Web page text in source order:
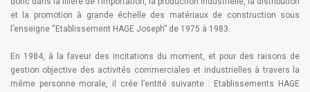
et la promotion à grande échelle des matériaux de construction sous
l’enseigne “Etablissement HAGE Joseph” de 1975 à 1983.
En 1984, à la faveur des incitations du moment, et pour des raisons de
gestion objective des activités commerciales et industrielles à travers la
même personne morale, il crée l’entité suivante : Etablissements HAGE